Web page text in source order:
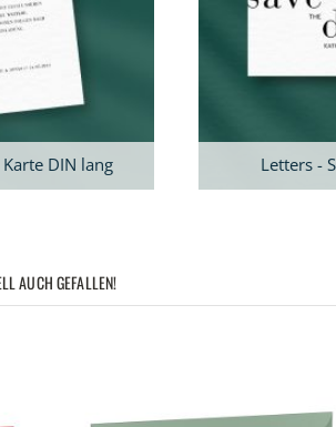
DIN lang Letters -
AUCH GEFALLEN!